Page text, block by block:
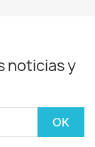
noticias y